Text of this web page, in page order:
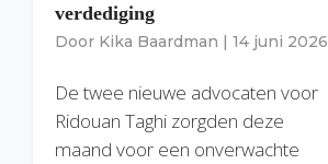
verdediging
Door Kika Baardman | 14 juni 2026
De twee nieuwe advocaten voor
Ridouan Taghi zorgden deze
maand voor een onverwachte